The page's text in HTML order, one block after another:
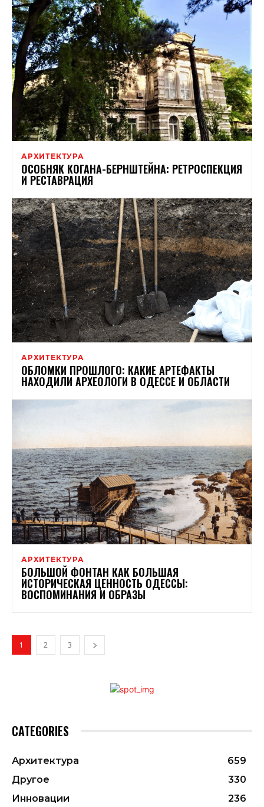
АРХИТЕКТУРА
ОСОБНЯК КОГАНА-БЕРНШТЕЙНА: РЕТРОСПЕКЦИЯ
И РЕСТАВРАЦИЯ
АРХИТЕКТУРА
ОБЛОМКИ ПРОШЛОГО: КАКИЕ АРТЕФАКТЫ
НАХОДИЛИ АРХЕОЛОГИ В ОДЕССЕ И ОБЛАСТИ
АРХИТЕКТУРА
БОЛЬШОЙ ФОНТАН КАК БОЛЬШАЯ
ИСТОРИЧЕСКАЯ ЦЕННОСТЬ ОДЕССЫ:
ВОСПОМИНАНИЯ И ОБРАЗЫ
1 2 3
CATEGORIES
Архитектура
659
Другое
330
Инновации
236